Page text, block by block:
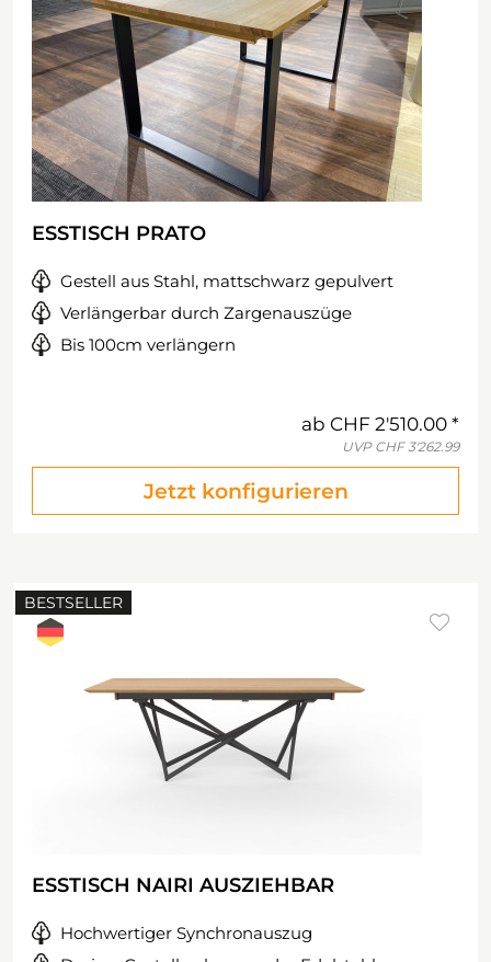
ESSTISCH PRATO
Gestell aus Stahl, mattschwarz gepulvert
Verlängerbar durch Zargenauszüge
Bis 100cm verlängern
ab CHF 2'510.00
UVP CHF 3'262.99
Jetzt konfigurieren
BESTSELLER
ESSTISCH NAIRI AUSZIEHBAR
Hochwertiger Synchronauszug